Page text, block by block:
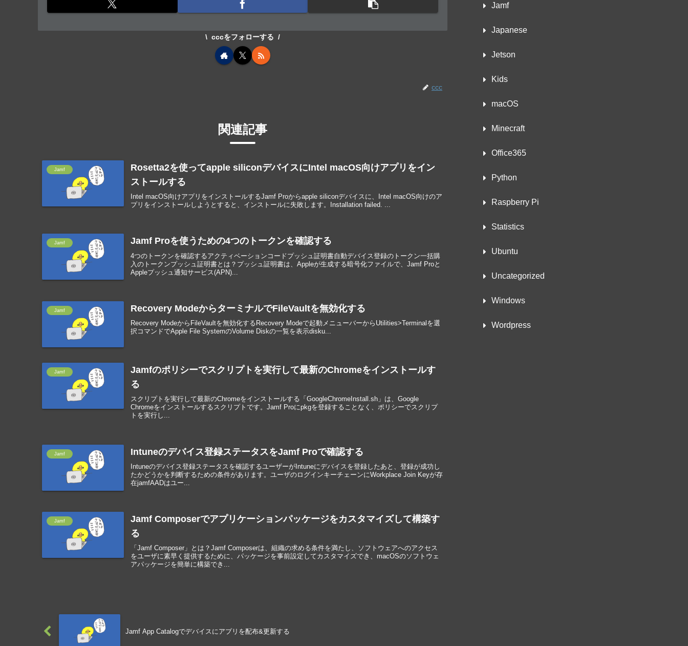
cccをフォローする
ccc
関連記事
Jamf
Rosetta2を使ってapple siliconデバイスにIntel macOS向けアプリをイン
ストールする
Intel macOS向けアプリをインストールするJamf Proからapple siliconデバイスに、Intel macOS向けのア
プリをインストールしようとすると、インストールに失敗します。Installation failed. ...
Jamf Jamf Proを使うための4つのトークンを確認する
4つのトークンを確認するアクティベーションコードプッシュ証明書自動デバイス登録のトークン一括購
入のトークンプッシュ証明書とは？プッシュ証明書は、Appleが生成する暗号化ファイルで、Jamf Proと
Appleプッシュ通知サービス(APN)...
Jamf Recovery ModeからターミナルでFileVaultを無効化する
Recovery ModeからFileVaultを無効化するRecovery Modeで起動メニューバーからUtilities>Terminalを選
択コマンドでApple File SystemのVolume Diskの一覧を表示disku...
Jamf
Jamfのポリシーでスクリプトを実行して最新のChromeをインストールす
る
スクリプトを実行して最新のChromeをインストールする「GoogleChromeInstall.sh」は、Google
Chromeをインストールするスクリプトです。Jamf Proにpkgを登録することなく、ポリシーでスクリプ
トを実行し...
Jamf Intuneのデバイス登録ステータスをJamf Proで確認する
Intuneのデバイス登録ステータスを確認するユーザーがIntuneにデバイスを登録したあと、登録が成功し
たかどうかを判断するための条件があります。ユーザのログインキーチェーンにWorkplace Join Keyが存
在jamfAADはユー...
Jamf
Jamf Composerでアプリケーションパッケージをカスタマイズして構築す
る
「Jamf Composer」とは？Jamf Composerは、組織の求める条件を満たし、ソフトウェアへのアクセス
をユーザに素早く提供するために、パッケージを事前設定してカスタマイズでき、macOSのソフトウェ
アパッケージを簡単に構築でき...
Jamf App Catalogでデバイスにアプリを配布&更新する
Jamf
Japanese
Jetson
Kids
macOS
Minecraft
Office365
Python
Raspberry Pi
Statistics
Ubuntu
Uncategorized
Windows
Wordpress